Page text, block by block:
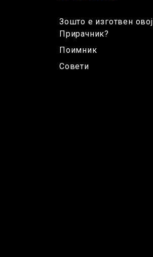
Зошто е изготвен овој
Прирачник?
Поимник
Совети